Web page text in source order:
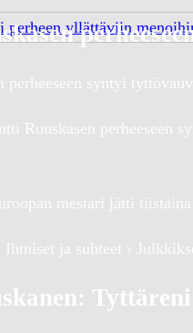
perheen yllättäviin
perheeseen syntyi
Ruuskasen perheeseen
mestari jätti
ja suhteet ›